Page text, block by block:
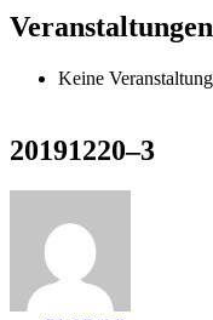
Veranstaltungen
Keine
20191220–3